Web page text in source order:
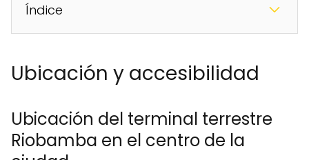
Índice
Ubicación y accesibilidad
Ubicación del terminal terrestre
Riobamba en el centro de la